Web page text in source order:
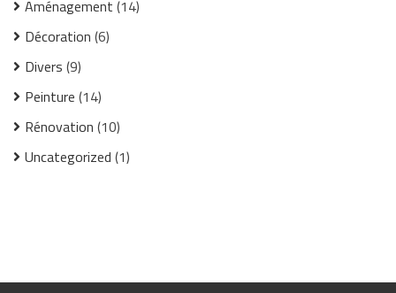
Aménagement (14)
Décoration (6)
Divers (9)
Peinture (14)
Rénovation (10)
Uncategorized (1)